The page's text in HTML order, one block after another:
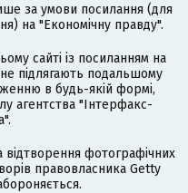
за умови посилання (для
на "Економічну правду".
сайті із посиланням на
підлягають подальшому
в будь-якій формі,
агентства "Інтерфакс-
фотографічних
правовласника Getty